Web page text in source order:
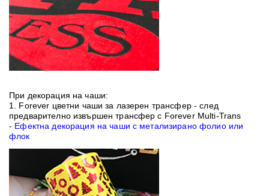
При декорация на чаши:
1. Forever цветни чаши за лазерен трансфер- след
предварително извършен трансфер с Forever Multi-Trans
- Ефектна декорация на чаши с метализирано фолио или
флок